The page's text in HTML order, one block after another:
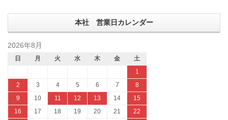
本社 営業日カレンダー
2026年8月
日 月 火 水 木 金
土
1
2
3 4 5 6 7
8
9
10 11 12 13 14
15
16
17 18 19 20 21
22